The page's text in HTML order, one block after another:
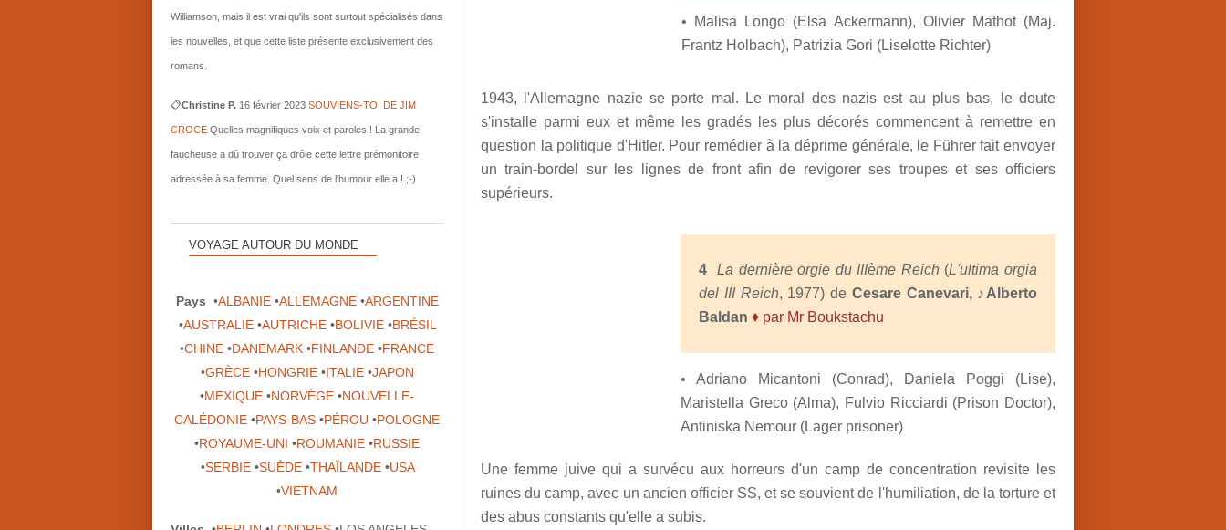
• Malisa Longo (Elsa Ackermann), Olivier Mathot (Maj.
Frantz Holbach), Patrizia Gori (Liselotte Richter)
1943, l'Allemagne nazie se porte mal. Le moral des nazis est au plus bas, le doute
s'installe parmi eux et même les gradés les plus décorés commencent à remettre en
question la politique d'Hitler. Pour remédier à la déprime générale, le Führer fait envoyer
un train-bordel sur les lignes de front afin de revigorer ses troupes et ses officiers
supérieurs.
4 La dernière orgie du IIIème Reich (L'ultima orgia
del III Reich, 1977) de Cesare Canevari, ♪Alberto
Baldan ♦ par Mr Boukstachu
• Adriano Micantoni (Conrad), Daniela Poggi (Lise),
Maristella Greco (Alma), Fulvio Ricciardi (Prison Doctor),
Antiniska Nemour (Lager prisoner)
Une femme juive qui a survécu aux horreurs d'un camp de concentration revisite les
ruines du camp, avec un ancien officier SS, et se souvient de l'humiliation, de la torture et
des abus constants qu'elle a subis.
Williamson, mais il est vrai qu'ils sont surtout spécialisés dans
les nouvelles, et que cette liste présente exclusivement des
romans.
📋Christine P. 16 février 2023 SOUVIENS-TOI DE JIM
CROCE Quelles magnifiques voix et paroles ! La grande
faucheuse a dû trouver ça drôle cette lettre prémonitoire
adressée à sa femme. Quel sens de l'humour elle a ! ;-)
VOYAGE AUTOUR DU MONDE
Pays •ALBANIE•ALLEMAGNE•ARGENTINE
•AUSTRALIE•AUTRICHE•BOLIVIE•BRÉSIL
•CHINE •DANEMARK •FINLANDE •FRANCE
•GRÈCE•HONGRIE•ITALIE•JAPON
•MEXIQUE •NORVÈGE •NOUVELLE-
CALÉDONIE •PAYS-BAS •PÉROU •POLOGNE
•ROYAUME-UNI •ROUMANIE •RUSSIE
•SERBIE•SUÈDE•THAÏLANDE•USA
•VIETNAM